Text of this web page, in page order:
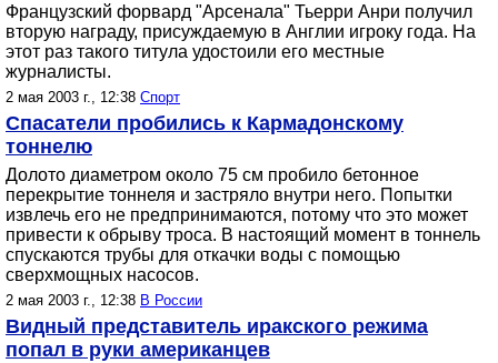
Французский форвард "Арсенала" Тьерри Анри получил
вторую награду, присуждаемую в Англии игроку года. На
этот раз такого титула удостоили его местные
журналисты.
2 мая 2003 г., 12:38 Спорт
Спасатели пробились к Кармадонскому
тоннелю
Долото диаметром около 75 см пробило бетонное
перекрытие тоннеля и застряло внутри него. Попытки
извлечь его не предпринимаются, потому что это может
привести к обрыву троса. В настоящий момент в тоннель
спускаются трубы для откачки воды с помощью
сверхмощных насосов.
2 мая 2003 г., 12:38 В России
Видный представитель иракского режима
попал в руки американцев